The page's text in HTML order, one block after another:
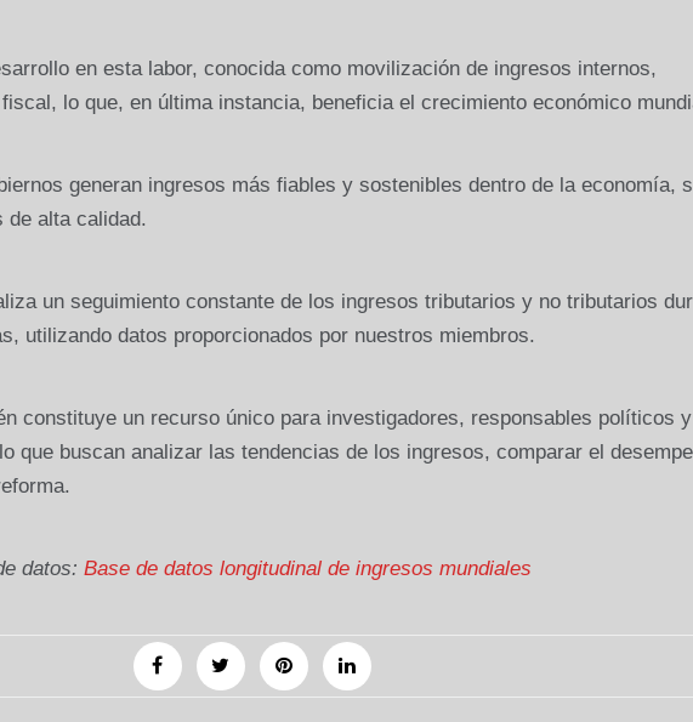
en esta labor, conocida como movilización de ingresos internos,
lo que, en última instancia, beneficia el crecimiento económico
generan ingresos más fiables y sostenibles dentro de la economía,
de alta calidad.
un seguimiento constante de los ingresos tributarios y no tributarios
utilizando datos proporcionados por nuestros miembros.
constituye un recurso único para investigadores, responsables políticos y
que buscan analizar las tendencias de los ingresos, comparar el
datos: Base de datos longitudinal de ingresos mundiales